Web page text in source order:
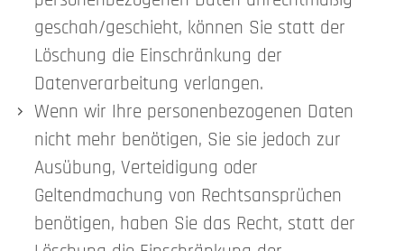
geschah/geschieht, können Sie statt der
Löschung die Einschränkung der
Datenverarbeitung verlangen.
Wenn wir Ihre personenbezogenen Daten
nicht mehr benötigen, Sie sie jedoch zur
Ausübung, Verteidigung oder
Geltendmachung von Rechtsansprüchen
benötigen, haben Sie das Recht, statt der